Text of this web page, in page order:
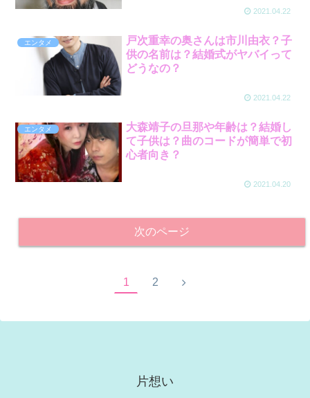
2021.04.22
エンタメ
戸次重幸の奥さんは市川由衣？子
供の名前は？結婚式がヤバイって
どうなの？
2021.04.22
エンタメ
大森靖子の旦那や年齢は？結婚し
て子供は？曲のコードが簡単で初
心者向き？
2021.04.20
次のページ
1 2
片想い